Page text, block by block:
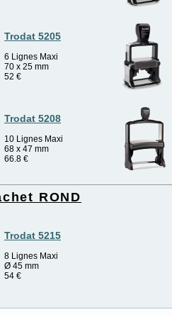
Trodat 5205
6 Lignes Maxi
70 x 25 mm
52 €
Trodat 5208
10 Lignes Maxi
68 x 47 mm
66.8 €
ROND
Trodat 5215
8 Lignes Maxi
Ø 45 mm
54 €